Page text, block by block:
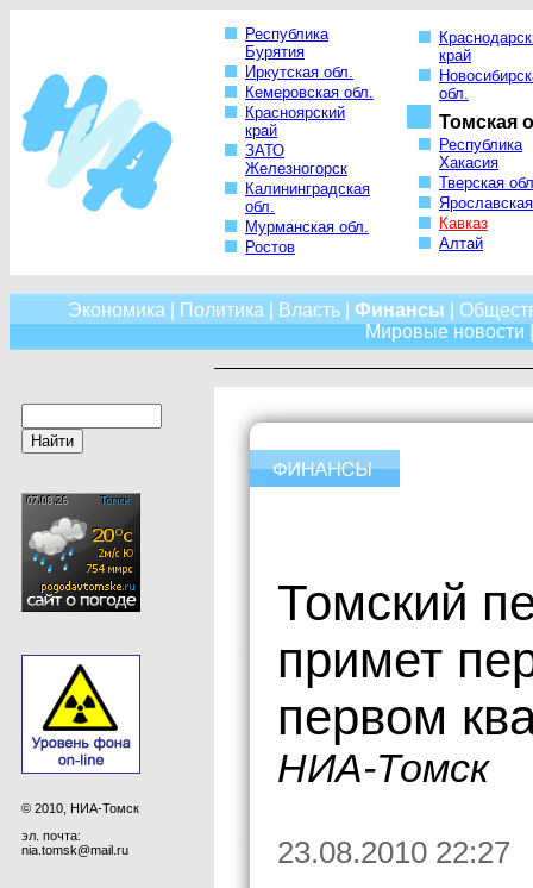
Республика
Бурятия
Иркутская обл.
Кемеровская обл.
Красноярский
край
ЗАТО
Железногорск
Калининградская
обл.
Мурманская обл.
Ростов
край
обл.
Томская
Республика
Хакасия
Тверская
Кавказ
Алтай
Экономика Политика Власть| Финансы
Мировые новости
© 2010, НИА-Томск
эл. почта:
nia.tomsk@mail.ru
Томский
примет
первом
НИА-Томск
23.08.2010 22:27